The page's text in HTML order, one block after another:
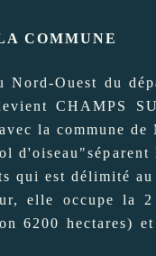
COMMUNE
Ouest du
CHAMPS
la commune de
qui est délimité
occupe la 2
6200 hectares)